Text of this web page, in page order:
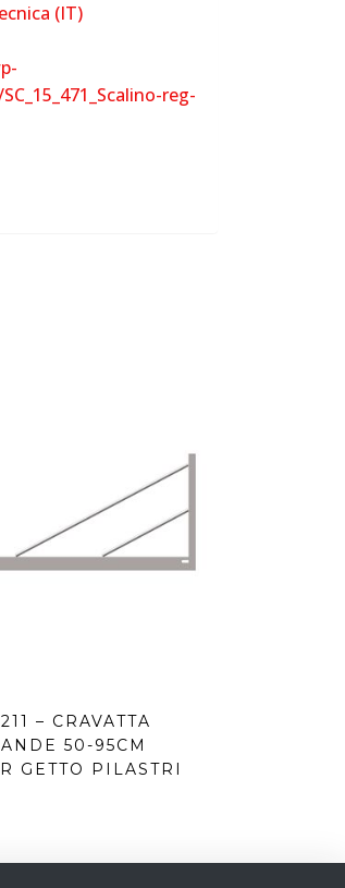
(IT)
reg-
– CRAVATTA
50-95CM
GETTO PILASTRI